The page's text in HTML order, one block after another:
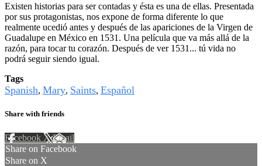
Existen historias para ser contadas y ésta es una de ellas. Presentada
por sus protagonistas, nos expone de forma diferente lo que
realmente ucedió antes y después de las apariciones de la Virgen de
Guadalupe en México en 1531. Una película que va más allá de la
razón, para tocar tu corazón. Después de ver 1531... tú vida no
podrá seguir siendo igual.
Tags
Spanish, Mary, Saints, Español
Share with friends
Facebook XEmail
Share on Facebook
Share on X